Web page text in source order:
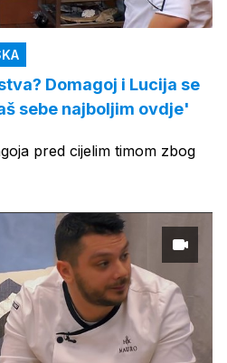
Domagoj i Lucija se
sebe najboljim ovdje'
pred cijelim timom zbog